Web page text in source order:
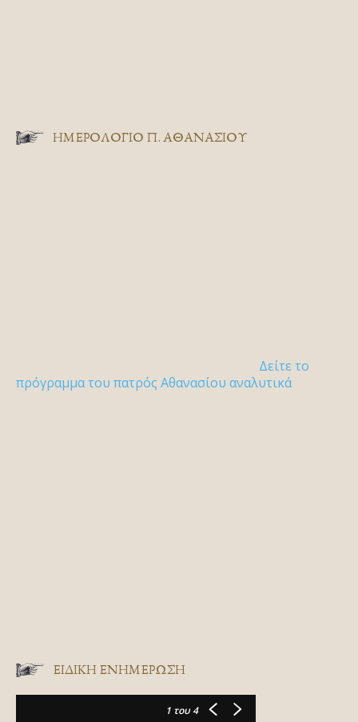
ΗΜΕΡΟΛΟΓΙΟ Π. ΑΘΑΝΑΣΙΟΥ
Δείτε το
πρόγραμμα του πατρός Αθανασίου αναλυτικά
ΕΙΔΙΚΉ ΕΝΗΜΈΡΩΣΗ
1 του 4